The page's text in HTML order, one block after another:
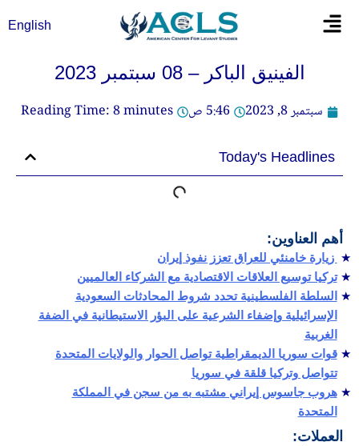
Flyout
English
الفينيق الباكر – 08 سبتمبر 2023
سبتمبر 8, 2023
5:46 ص Reading Time:8minutes
Today's Headlines
أهم العناوين:
زيارة خامنئي للعراق تعزز نفوذ إيران
تركيا توسيع العلاقات الاقتصادية مع الشركاء العالميين
السلطة الفلسطينية تحدد شروط المحادثات السعودية
الإسرائيلية وإضفاء الشرعية على البؤر الاستيطانية في الضفة
الغربية
قوات سوريا الديمقراطية تواصل الحوار والولايات المتحدة
تتواصل وتركيا قلقة في سوريا
هروب جاسوس إيراني مشتبه به من سجن في المملكة
المتحدة
العملات: